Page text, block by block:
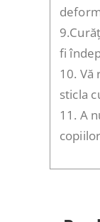
fi
10.
sticla
11. A